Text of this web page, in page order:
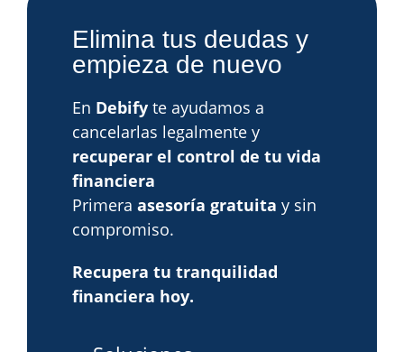
Elimina tus deudas y
empieza de nuevo
En Debify te ayudamos a
cancelarlas legalmente y
recuperar el control de tu vida
financiera
Primera asesoría gratuita y sin
compromiso.
Recupera tu tranquilidad
financiera hoy.